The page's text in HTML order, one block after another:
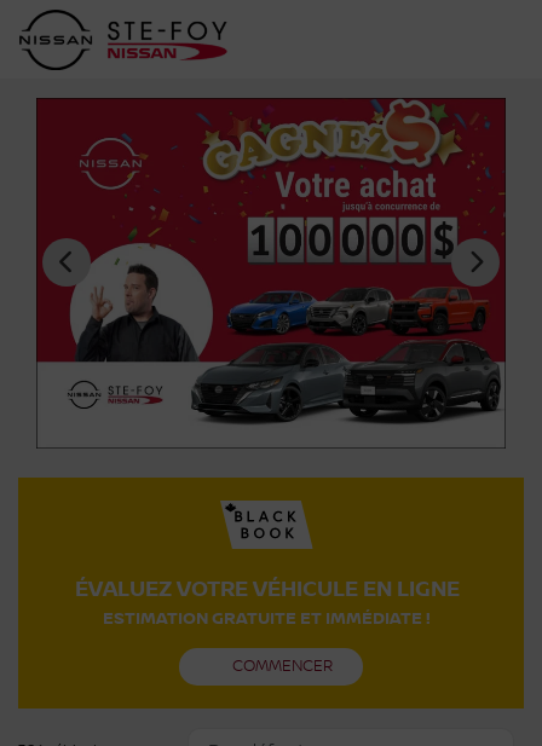
ÉVALUEZ VOTRE VÉHICULE EN LIGNE
ESTIMATION GRATUITE ET IMMÉDIATE !
COMMENCER